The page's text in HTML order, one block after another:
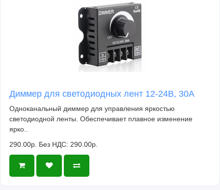
Диммер для светодиодных лент 12-24В, 30А
Одноканальный диммер для управления яркостью
светодиодной ленты. Обеспечивает плавное изменение
ярко..
290.00р. Без НДС: 290.00р.